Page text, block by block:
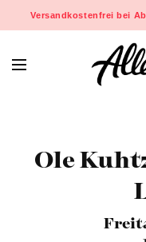
Versandkostenfrei bei
Ole